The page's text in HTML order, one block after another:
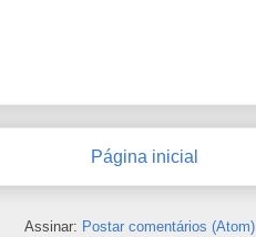
Página inicial
Assinar: Postar comentários (Atom)